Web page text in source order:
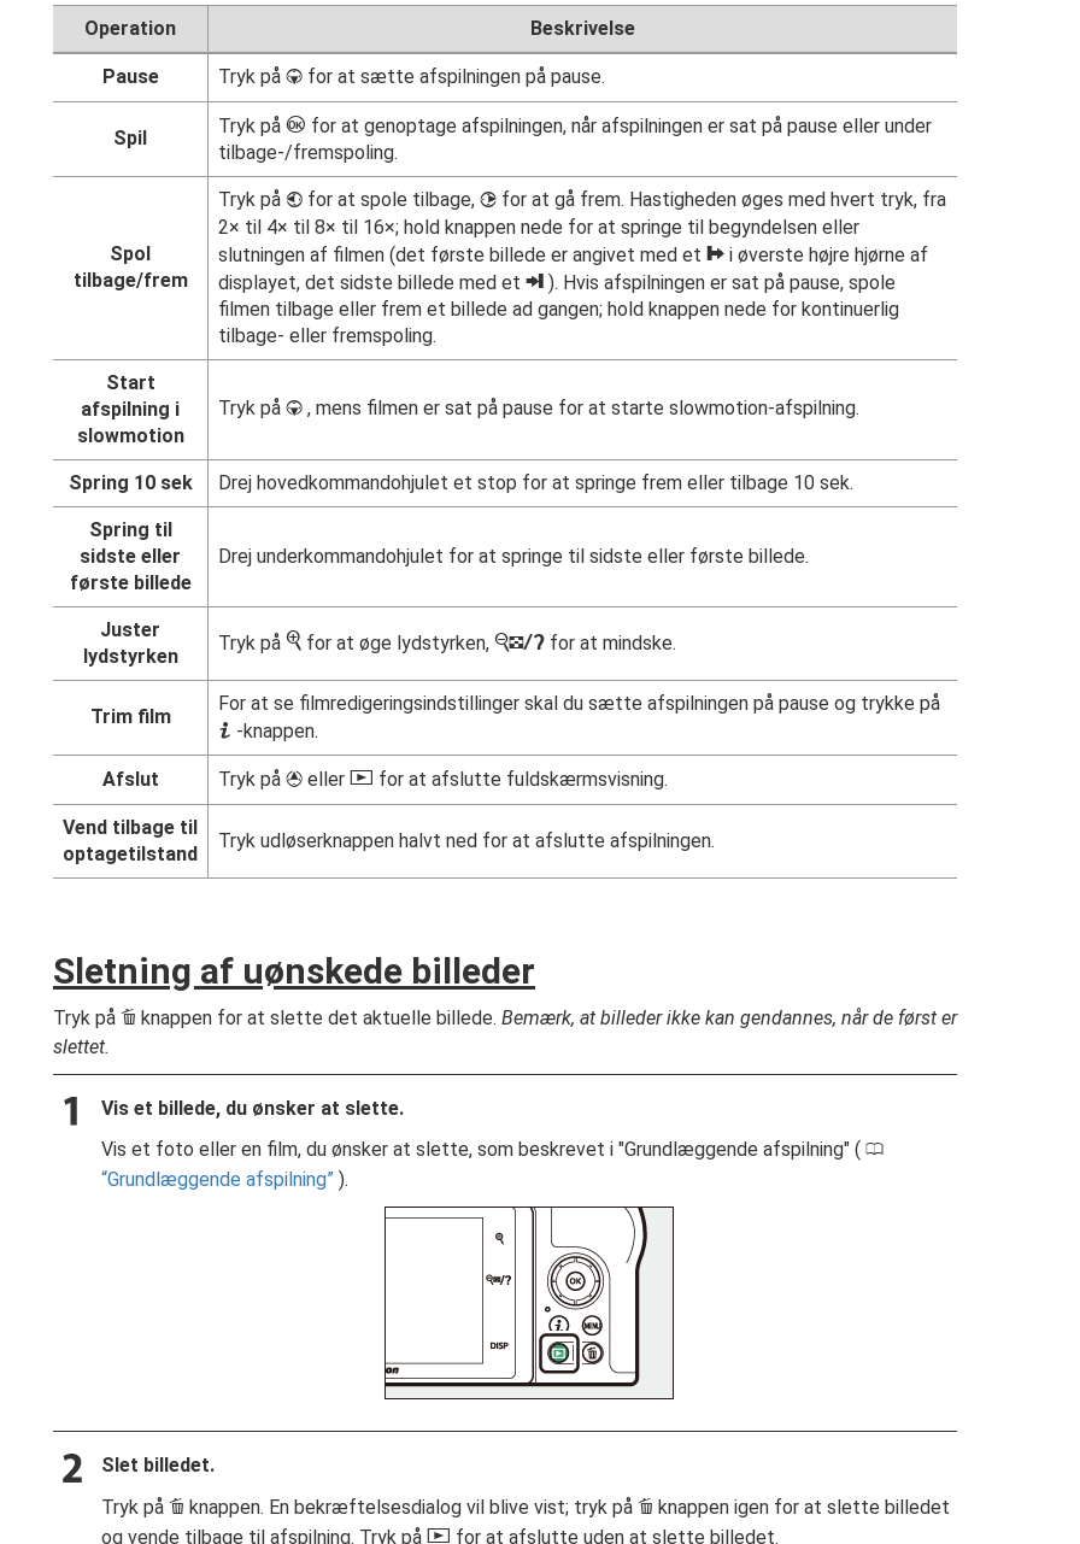
Operation Beskrivelse
Pause Tryk på 3 for at sætte afspilningen på pause.
Spil
Tryk på J for at genoptage afspilningen, når afspilningen er sat på pause eller under
tilbage-/fremspoling.
Spol
tilbage/frem
Tryk på 4 for at spole tilbage, 2 for at gå frem. Hastigheden øges med hvert tryk, fra
2× til 4× til 8× til 16×; hold knappen nede for at springe til begyndelsen eller
slutningen af filmen (det første billede er angivet med et h i øverste højre hjørne af
displayet, det sidste billede med et i ). Hvis afspilningen er sat på pause, spole
filmen tilbage eller frem et billede ad gangen; hold knappen nede for kontinuerlig
tilbage- eller fremspoling.
Start
afspilning i
slowmotion
Tryk på 3 , mens filmen er sat på pause for at starte slowmotion-afspilning.
Spring 10 sek Drej hovedkommandohjulet et stop for at springe frem eller tilbage 10 sek.
Spring til
sidste eller
første billede
Drej underkommandohjulet for at springe til sidste eller første billede.
Juster
lydstyrken
Tryk på X for at øge lydstyrken, W for at mindske.
Trim film
For at se filmredigeringsindstillinger skal du sætte afspilningen på pause og trykke på
i -knappen.
Afslut Tryk på 1 eller K for at afslutte fuldskærmsvisning.
Vend tilbage til
optagetilstand
Tryk udløserknappen halvt ned for at afslutte afspilningen.
Sletning af uønskede billeder
Tryk på O knappen for at slette det aktuelle billede. Bemærk, at billeder ikke kan gendannes, når de først er
slettet.
Vis et billede, du ønsker at slette.
Vis et foto eller en film, du ønsker at slette, som beskrevet i "Grundlæggende afspilning" ( 0
Grundlæggende afspilning ).
Slet billedet.
Tryk på O knappen. En bekræftelsesdialog vil blive vist; tryk på O knappen igen for at slette billedet
og vende tilbage til afspilning. Tryk på K for at afslutte uden at slette billedet.